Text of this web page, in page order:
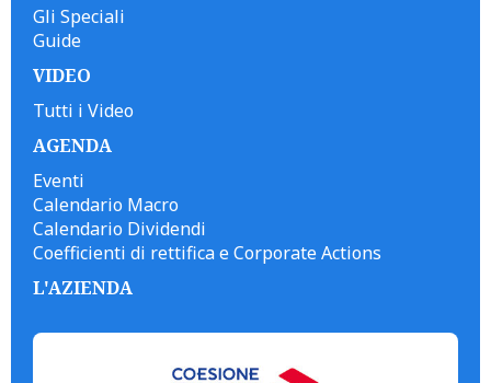
Gli Speciali
Guide
VIDEO
Tutti i Video
AGENDA
Eventi
Calendario Macro
Calendario Dividendi
Coefficienti di rettifica e Corporate Actions
L'AZIENDA